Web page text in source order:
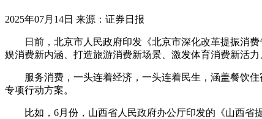
2025年07月14日 来源：证券日报
日前，北京市人民政府印发《北京市深化改革提振消
娱消费新内涵、打造旅游消费新场景、激发体育消费新活
服务消费，一头连着经济，一头连着民生，涵盖餐饮
专项行动方案。
比如，6月份，山西省人民政府办公厅印发的《山西